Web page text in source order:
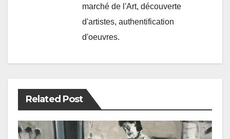
marché de l'Art, découverte
d'artistes, authentification
d'oeuvres.
Related Post